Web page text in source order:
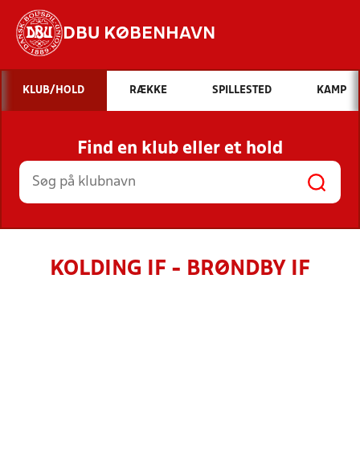
DBU KØBENHAVN
Hvad vil du søge efter?
INDHOLD OG NYHEDER
STILLINGER, RESULTATER, KLUBBER OG
HOLD
KLUB/HOLD RÆKKE SPILLESTED KAMP
Find en klub eller et hold
KOLDING IF - BRØNDBY IF